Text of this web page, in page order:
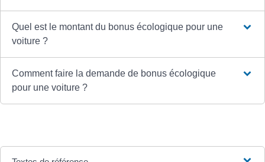
Quel est le montant du bonus écologique pour une
voiture ?
Comment faire la demande de bonus écologique
pour une voiture ?